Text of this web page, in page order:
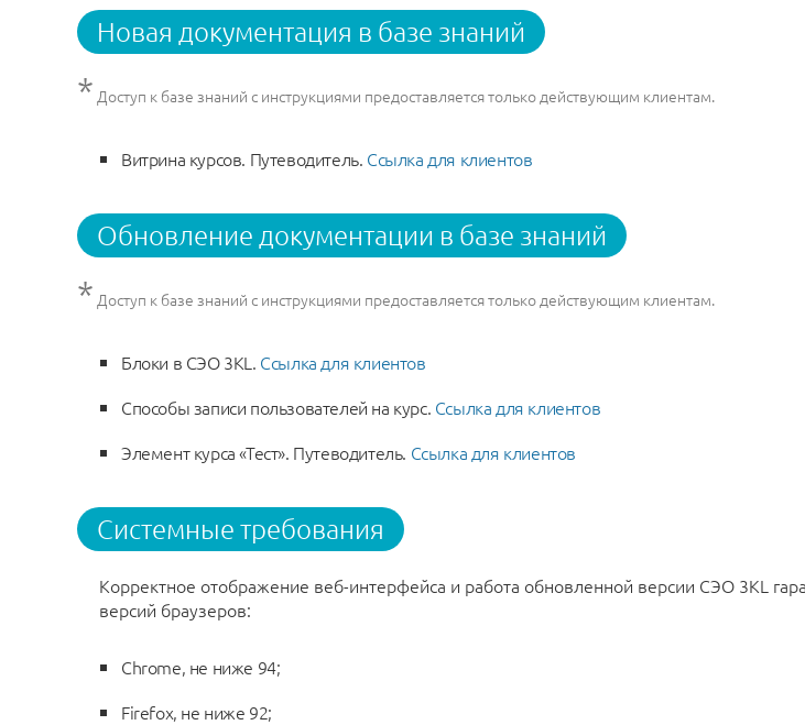
Новая документация в базе знаний
* Доступ к базе знаний с инструкциями предоставляется только действующим клиентам.
Витрина курсов. Путеводитель. Ссылка для клиентов
Обновление документации в базе знаний
* Доступ к базе знаний с инструкциями предоставляется только действующим клиентам.
Блоки в СЭО 3KL. Ссылка для клиентов
Способы записи пользователей на курс. Ссылка для клиентов
Элемент курса «Тест». Путеводитель. Ссылка для клиентов
Системные требования
Корректное отображение веб-интерфейса и работа обновленной версии СЭО 3КL
версий браузеров:
Chrome, не ниже 94;
Firefox, не ниже 92;